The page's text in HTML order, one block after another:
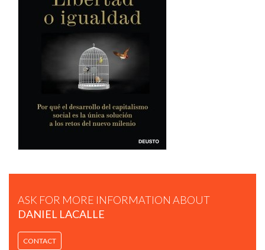
ASK FOR MORE INFORMATION ABOUT
DANIEL LACALLE
CONTACT
DANIEL LACALLE | ECONOMÍA GLOBAL